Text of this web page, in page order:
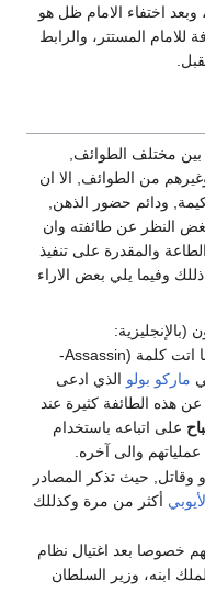
وبعد اختفاء الامام ظل هو
للامام المستتر، والرابط
مختلف الطوائف,
من الطوائف, الا ان
ودائم حضور الذهن,
النظر عن طائفته وان
والمقدرة على تنفيذ
وفيما يلي بعض الاراء
Hashshashin) على هذه الطائفة ومنها اتت كلمة (Assassin-
ماركو بولو الذي ادعى
هذه الطائفة كثيرة عند
على اتباعه باستخدام
والى آخره.
وقاتل, حيث تذكر المصادر
أكثر من مرة وكذللك
خصوصا بعد اغتيال نظام
ابنه، وزير السلطان